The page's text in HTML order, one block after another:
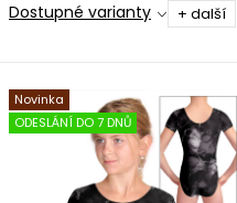
Dostupné varianty + další
Novinka
ODESLÁNÍ DO 7 DNŮ